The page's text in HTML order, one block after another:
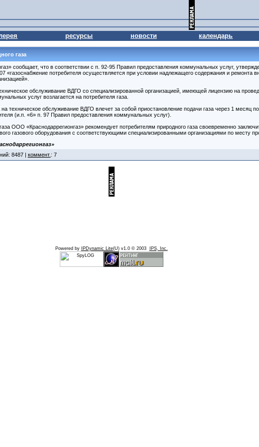
ресурсы новости календарь
газа
сообщает, что в соответствии с п. 92-95 Правил предоставления коммунальных услуг,
«газоснабжение потребителя осуществляется при условии надлежащего содержания и ремонта
обслуживание ВДГО со специализированной организацией, имеющей лицензию на
услуг возлагается на потребителя газа.
техническое обслуживание ВДГО влечет за собой приостановление подачи газа через 1 месяц
(и.п. «6» п. 97 Правил предоставления коммунальных услуг).
ООО «Краснодаррегионгаз» рекомендует потребителям природного газа своевременно
газового оборудования с соответствующими специализированными организациями по месту
8487 | коммент. : 7
Powered by IPDynamic Lite(U) v1.0 © 2003 IPS, Inc.